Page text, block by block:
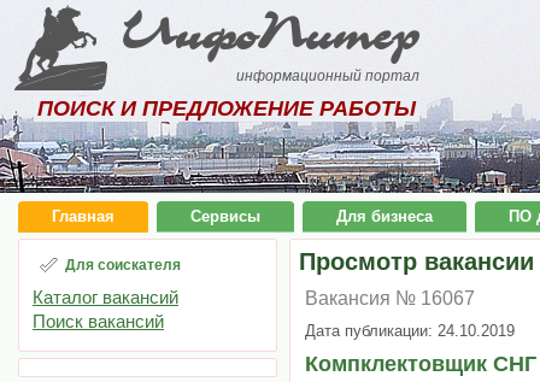
ИнфоПитер
информационный портал
ПОИСК И ПРЕДЛОЖЕНИЕ РАБОТЫ
Главная Сервисы Для бизнеса ПО
Для соискателя
Каталог вакансий
Поиск вакансий
Просмотр вакансии
Вакансия № 16067
Дата публикации: 24.10.2019
Компклектовщик